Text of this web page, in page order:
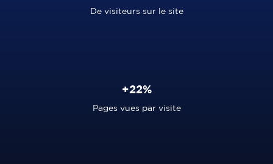
De visiteurs sur le site
+22%
Pages vues par visite